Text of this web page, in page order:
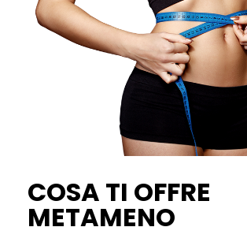
COSA TI OFFRE
METAMENO